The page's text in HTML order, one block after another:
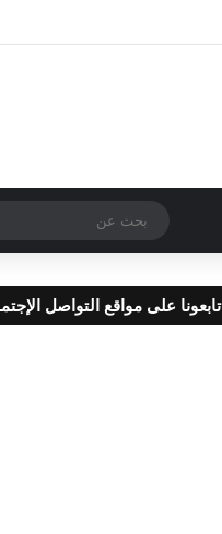
تابعونا على مواقع التواصل